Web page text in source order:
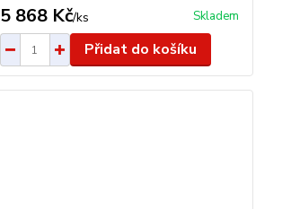
5 868 Kč/ks Skladem
Přidat do košíku